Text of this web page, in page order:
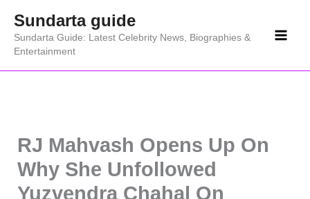
content
Sundarta guide
Sundarta Guide: Latest Celebrity News, Biographies &
Entertainment
RJ Mahvash Opens Up On
Why She Unfollowed
Yuzvendra Chahal On